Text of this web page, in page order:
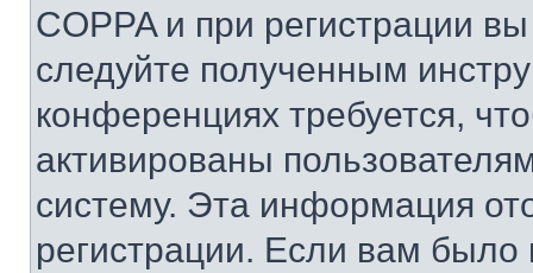
COPPA и при регистрации
следуйте полученным
конференциях требуется,
активированы
систему. Эта информация
регистрации. Если вам